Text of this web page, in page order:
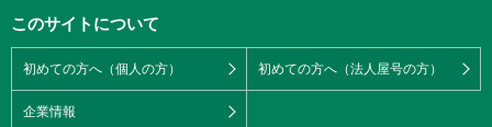
このサイトについて
初めての方へ（個人の方） 初めての方へ（法人屋号の方）
企業情報